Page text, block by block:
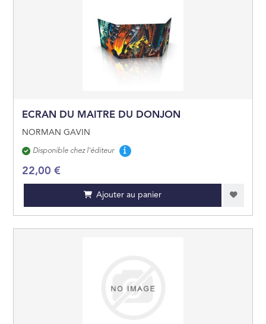
ECRAN DU MAITRE DU DONJON
NORMAN GAVIN
Disponibilité
Disponible chez l'éditeur
22,00 €
Ajouter au panier